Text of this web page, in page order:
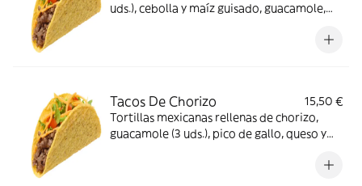
uds.), cebolla y maíz guisado, guacamole,
Tacos De Chorizo
15,50 €
Tortillas mexicanas rellenas de chorizo,
guacamole (3 uds.), pico de gallo, queso y